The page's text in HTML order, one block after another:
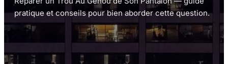
pratique et conseils pour bien aborder cette question.